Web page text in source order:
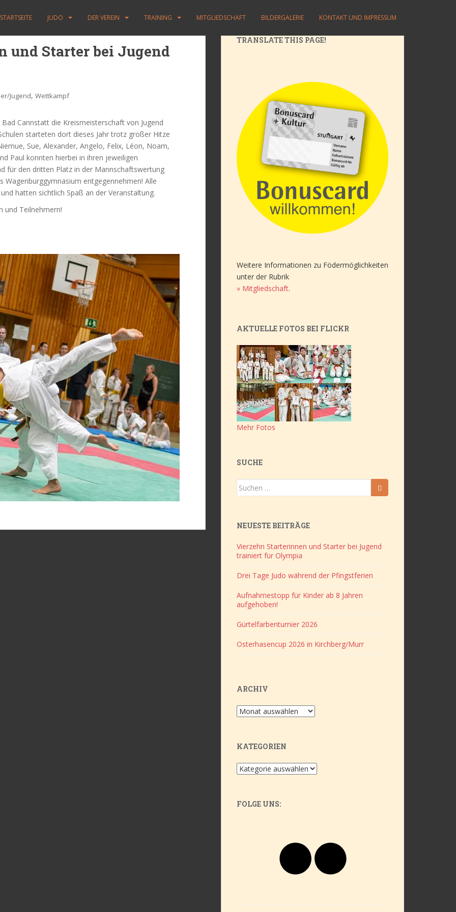
STARTSEITE JUDO DER VEREIN TRAINING MITGLIEDSCHAFT BILDERGALERIE KONTAKT UND IMPRESSUM
und Starter bei Jugend
Jugend, Wettkampf
Cannstatt die Kreismeisterschaft von Jugend
starteten dort dieses Jahr trotz großer Hitze
Sue, Alexander, Angelo, Felix, Léon, Noam,
Paul konnten hierbei in ihren jeweiligen
für den dritten Platz in der Mannschaftswertung
Wagenburggymnasium entgegennehmen! Alle
hatten sichtlich Spaß an der Veranstaltung.
und Teilnehmern!
TRANSLATE THIS PAGE!
Weitere Informationen zu Födermöglichkeiten
unter der Rubrik
» Mitgliedschaft.
AKTUELLE FOTOS BEI FLICKR
Mehr Fotos
SUCHE
Suchen
nach:
NEUESTE BEITRÄGE
Vierzehn Starterinnen und Starter bei Jugend
trainiert für Olympia
Drei Tage Judo während der Pfingstferien
Aufnahmestopp für Kinder ab 8 Jahren
aufgehoben!
Gürtelfarbenturnier 2026
Osterhasencup 2026 in Kirchberg/Murr
ARCHIV
Archiv
KATEGORIEN
Kategorien
FOLGE UNS: